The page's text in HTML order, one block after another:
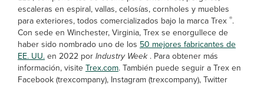
escaleras en espiral, vallas, celosías, cornholes y muebles
para exteriores, todos comercializados bajo la marca Trex ®.
Con sede en Winchester, Virginia, Trex se enorgullece de
haber sido nombrado uno de los 50 mejores fabricantes de
EE. UU.en 2022 porIndustry Week. Para obtener más
información, visiteTrex.com. También puede seguir a Trex en
Facebook (trexcompany), Instagram (trexcompany), Twitter